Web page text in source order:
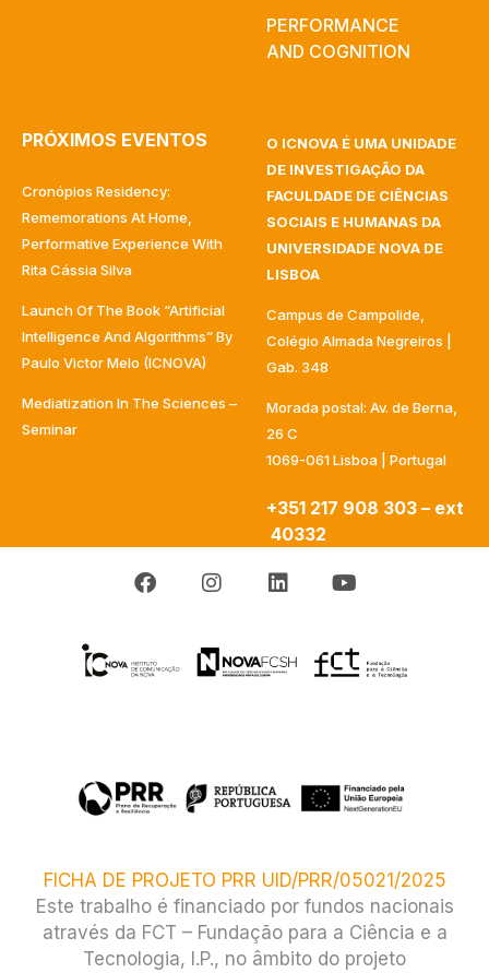
PERFORMANCE
AND COGNITION
PRÓXIMOS EVENTOS
Cronópios Residency:
Rememorations At Home,
Performative Experience With
Rita Cássia Silva
Launch Of The Book “Artificial
Intelligence And Algorithms” By
Paulo Victor Melo (ICNOVA)
Mediatization In The Sciences –
Seminar
O ICNOVA É UMA UNIDADE
DE INVESTIGAÇÃO DA
FACULDADE DE CIÊNCIAS
SOCIAIS E HUMANAS DA
UNIVERSIDADE NOVA DE
LISBOA
Campus de Campolide,
Colégio Almada Negreiros |
Gab. 348
Morada postal: Av. de Berna,
26 C
1069-061 Lisboa | Portugal
+351 217 908 303 – ext
40332
FICHA DE PROJETO PRR UID/PRR/05021/2025
Este trabalho é financiado por fundos nacionais
através da FCT – Fundação para a Ciência e a
Tecnologia, I.P., no âmbito do projeto